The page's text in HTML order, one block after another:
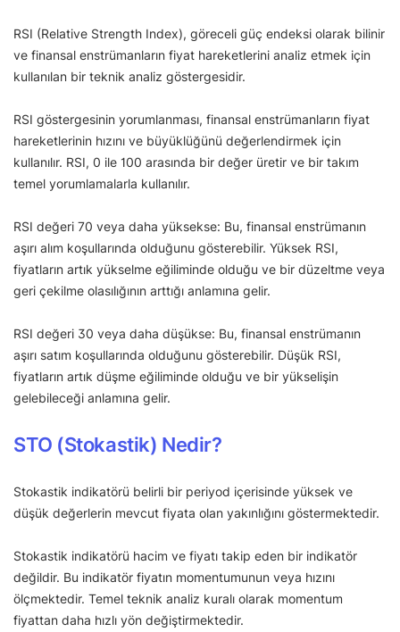
RSI (Relative Strength Index), göreceli güç endeksi olarak bilinir
ve finansal enstrümanların fiyat hareketlerini analiz etmek için
kullanılan bir teknik analiz göstergesidir.
RSI göstergesinin yorumlanması, finansal enstrümanların fiyat
hareketlerinin hızını ve büyüklüğünü değerlendirmek için
kullanılır. RSI, 0 ile 100 arasında bir değer üretir ve bir takım
temel yorumlamalarla kullanılır.
RSI değeri 70 veya daha yüksekse: Bu, finansal enstrümanın
aşırı alım koşullarında olduğunu gösterebilir. Yüksek RSI,
fiyatların artık yükselme eğiliminde olduğu ve bir düzeltme veya
geri çekilme olasılığının arttığı anlamına gelir.
RSI değeri 30 veya daha düşükse: Bu, finansal enstrümanın
aşırı satım koşullarında olduğunu gösterebilir. Düşük RSI,
fiyatların artık düşme eğiliminde olduğu ve bir yükselişin
gelebileceği anlamına gelir.
STO (Stokastik) Nedir?
Stokastik indikatörü belirli bir periyod içerisinde yüksek ve
düşük değerlerin mevcut fiyata olan yakınlığını göstermektedir.
Stokastik indikatörü hacim ve fiyatı takip eden bir indikatör
değildir. Bu indikatör fiyatın momentumunun veya hızını
ölçmektedir. Temel teknik analiz kuralı olarak momentum
fiyattan daha hızlı yön değiştirmektedir.